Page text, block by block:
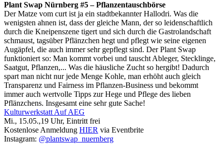
Plant Swap Nürnberg #5 – Pflanzentauschbörse
Der Matze vom curt ist ja ein stadtbekannter Hallodri. Was die
wenigsten ahnen ist, dass der gleiche Mann, der so leidenschaftlich
durch die Kneipenszene tigert und sich durch die Gastrolandschaft
schmaust, tagsüber Pflänzchen hegt und pflegt wie seine eigenen
Augäpfel, die auch immer sehr gepflegt sind. Der Plant Swap
funktioniert so: Man kommt vorbei und tauscht Ableger, Stecklinge,
Saatgut, Pflanzen,... Was die häusliche Zucht so hergibt! Dadurch
spart man nicht nur jede Menge Kohle, man erhöht auch gleich
Transparenz und Fairness im Pflanzen-Business und bekommt
immer auch wertvolle Tipps zur Hege und Pflege des lieben
Pflänzchens. Insgesamt eine sehr gute Sache!
Kulturwerkstatt Auf AEG
Mi., 15.05.,19 Uhr, Eintritt frei
Kostenlose Anmeldung HIER via Eventbrite
Instagram: @plantswap_nuernberg